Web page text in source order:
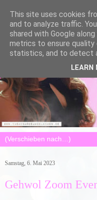
Samstag, 6. Mai 2023
Gehwol Zoom
This site uses cookies
and to analyze traffic.
shared with Google
metrics to ensure quality
statistics, and to detect
LEARN